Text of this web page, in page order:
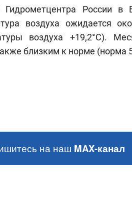
России
воздуха ожидается
воздуха +19,2°С).
близким к норме (норма
на наш MAX-канал